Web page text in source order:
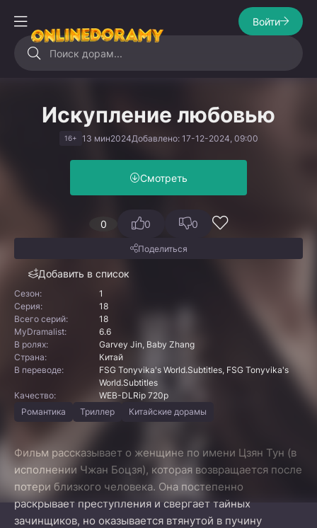
Войти
Искупление любовью
16+ 13 мин2024Добавлено: 17-12-2024, 09:00
Смотреть
0
Добавить в список
0 0
Поделиться
Сезон:
1
Серия:
18
Всего серий:
18
MyDramalist:
6.6
В ролях:
Garvey Jin, Baby Zhang
Страна:
Китай
В переводе:
FSG Tonyvika's World.Subtitles, FSG Tonyvika's
World.Subtitles
Качество:
WEB-DLRip 720p
Романтика
Триллер Китайские дорамы
Фильм рассказывает о женщине по имени Цзян Тун (в
исполнении Чжан Боцзя), которая возвращается после
потери близкого человека. Она постепенно
раскрывает преступления и свергает тайных
зачинщиков, но оказывается втянутой в пучину